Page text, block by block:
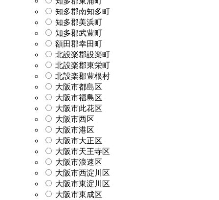
知多郡南知多町
知多郡美浜町
知多郡武豊町
額田郡幸田町
北設楽郡設楽町
北設楽郡東栄町
北設楽郡豊根村
大阪市都島区
大阪市福島区
大阪市此花区
大阪市西区
大阪市港区
大阪市大正区
大阪市天王寺区
大阪市浪速区
大阪市西淀川区
大阪市東淀川区
大阪市東成区